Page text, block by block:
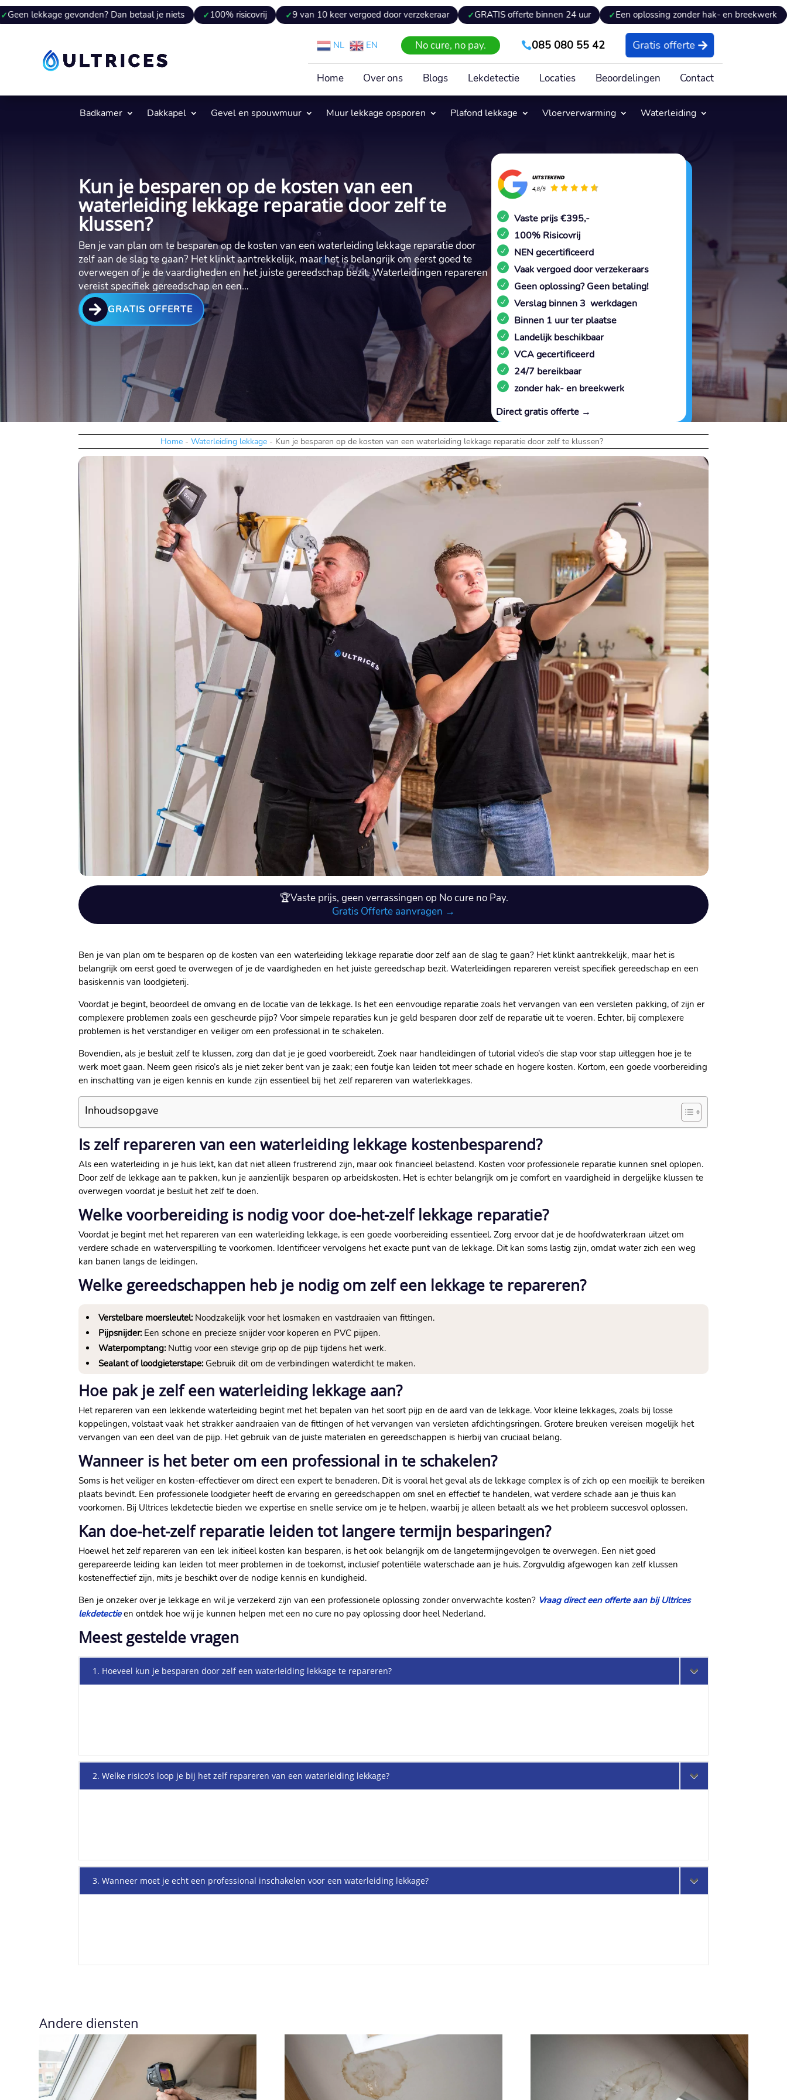
gevonden? Dan betaal je niets 100% risicovrij 9 van 10 keer vergoed door verzekeraar GRATIS offerte binnen 24 uur Een oplossing zonder hak- en breekwerk
NL EN No cure, no pay. 085 080 55 42 Gratis offerte
Home Over ons Blogs Lekdetectie Locaties Beoordelingen Contact
Badkamer Dakkapel Gevel en spouwmuur Muur lekkage opsporen Plafond lekkage Vloerverwarming Waterleiding
Kun je besparen op de kosten van een
waterleiding lekkage reparatie door zelf te
klussen?
Ben je van plan om te besparen op de kosten van een waterleiding lekkage reparatie door
zelf aan de slag te gaan? Het klinkt aantrekkelijk, maar het is belangrijk om eerst goed te
overwegen of je de vaardigheden en het juiste gereedschap bezit.​ Waterleidingen repareren
vereist specifiek gereedschap en een…
 GRATIS OFFERTE
Vaste prijs €395,-
100% Risicovrij
NEN gecertificeerd
Vaak vergoed door verzekeraars
Geen oplossing? Geen betaling!
Verslag binnen 3 werkdagen
Binnen 1 uur ter plaatse
Landelijk beschikbaar
VCA gecertificeerd
24/7 bereikbaar
zonder hak- en breekwerk
Direct gratis offerte →
Home - Waterleiding lekkage - Kun je besparen op de kosten van een waterleiding lekkage reparatie door zelf te klussen?
🏆Vaste prijs, geen verrassingen op No cure no Pay.
Gratis Offerte aanvragen →
Ben je van plan om te besparen op de kosten van een waterleiding lekkage reparatie door zelf aan de slag te gaan? Het klinkt aantrekkelijk, maar het is
belangrijk om eerst goed te overwegen of je de vaardigheden en het juiste gereedschap bezit.​ Waterleidingen repareren vereist specifiek gereedschap en een
basiskennis van loodgieterij.​
Voordat je begint, beoordeel de omvang en de locatie van de lekkage.​ Is het een eenvoudige reparatie zoals het vervangen van een versleten pakking, of zijn er
complexere problemen zoals een gescheurde pijp? Voor simpele reparaties kun je geld besparen door zelf de reparatie uit te voeren.​ Echter, bij complexere
problemen is het verstandiger en veiliger om een professional in te schakelen.​
Bovendien, als je besluit zelf te klussen, zorg dan dat je je goed voorbereidt.​ Zoek naar handleidingen of tutorial video’s die stap voor stap uitleggen hoe je te
werk moet gaan.​ Neem geen risico’s als je niet zeker bent van je zaak; een foutje kan leiden tot meer schade en hogere kosten.​ Kortom, een goede voorbereiding
en inschatting van je eigen kennis en kunde zijn essentieel bij het zelf repareren van waterlekkages.​
Inhoudsopgave
Is zelf repareren van een waterleiding lekkage kostenbesparend?
Als een waterleiding in je huis lekt, kan dat niet alleen frustrerend zijn, maar ook financieel belastend.​ Kosten voor professionele reparatie kunnen snel oplopen.​
Door zelf de lekkage aan te pakken, kun je aanzienlijk besparen op arbeidskosten.​ Het is echter belangrijk om je comfort en vaardigheid in dergelijke klussen te
overwegen voordat je besluit het zelf te doen.​
Welke voorbereiding is nodig voor doe-het-zelf lekkage reparatie?
Voordat je begint met het repareren van een waterleiding lekkage, is een goede voorbereiding essentieel.​ Zorg ervoor dat je de hoofdwaterkraan uitzet om
verdere schade en waterverspilling te voorkomen.​ Identificeer vervolgens het exacte punt van de lekkage.​ Dit kan soms lastig zijn, omdat water zich een weg
kan banen langs de leidingen.​
Welke gereedschappen heb je nodig om zelf een lekkage te repareren?
Verstelbare moersleutel:Noodzakelijk voor het losmaken en vastdraaien van fittingen.​
Pijpsnijder:Een schone en precieze snijder voor koperen en PVC pijpen.​
Waterpomptang:Nuttig voor een stevige grip op de pijp tijdens het werk.​
Sealant of loodgieterstape:Gebruik dit om de verbindingen waterdicht te maken.​
Hoe pak je zelf een waterleiding lekkage aan?
Het repareren van een lekkende waterleiding begint met het bepalen van het soort pijp en de aard van de lekkage.​ Voor kleine lekkages, zoals bij losse
koppelingen, volstaat vaak het strakker aandraaien van de fittingen of het vervangen van versleten afdichtingsringen.​ Grotere breuken vereisen mogelijk het
vervangen van een deel van de pijp.​ Het gebruik van de juiste materialen en gereedschappen is hierbij van cruciaal belang.​
Wanneer is het beter om een professional in te schakelen?
Soms is het veiliger en kosten-effectiever om direct een expert te benaderen.​ Dit is vooral het geval als de lekkage complex is of zich op een moeilijk te bereiken
plaats bevindt.​ Een professionele loodgieter heeft de ervaring en gereedschappen om snel en effectief te handelen, wat verdere schade aan je thuis kan
voorkomen.​ Bij Ultrices lekdetectie bieden we expertise en snelle service om je te helpen, waarbij je alleen betaalt als we het probleem succesvol oplossen.​
Kan doe-het-zelf reparatie leiden tot langere termijn besparingen?
Hoewel het zelf repareren van een lek initieel kosten kan besparen, is het ook belangrijk om de langetermijngevolgen te overwegen.​ Een niet goed
gerepareerde leiding kan leiden tot meer problemen in de toekomst, inclusief potentiële waterschade aan je huis.​ Zorgvuldig afgewogen kan zelf klussen
kosteneffectief zijn, mits je beschikt over de nodige kennis en kundigheid.​
Ben je onzeker over je lekkage en wil je verzekerd zijn van een professionele oplossing zonder onverwachte kosten? Vraag direct een offerte aan bij Ultrices
lekdetectieen ontdek hoe wij je kunnen helpen met een no cure no pay oplossing door heel Nederland.​
Meest gestelde vragen
1. Hoeveel kun je besparen door zelf een waterleiding lekkage te repareren?
2. Welke risico's loop je bij het zelf repareren van een waterleiding lekkage?
3. Wanneer moet je echt een professional inschakelen voor een waterleiding lekkage?
Andere diensten